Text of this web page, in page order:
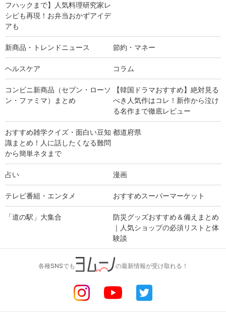
フハックまで】人気料理研究家レ
シピも再現！お弁当おかずアイデ
アも
新商品・トレンドニュース 節約・マネー
ヘルスケア コラム
コンビニ新商品（セブン・ローソ
ン・ファミマ）まとめ
【韓国ドラマおすすめ】絶対見る
べき人気作はコレ！新作から泣け
る名作まで徹底レビュー
おすすめ雑学クイズ・面白い豆知
識まとめ！人に話したくなる難問
から簡単ネタまで
都道府県
占い 漫画
テレビ番組・エンタメ おすすめスーパーマーケット
「道の駅」大集合
防災グッズおすすめ＆備えまとめ
｜人気ショップの必須リストと体
験談
各種SNSでも の最新情報が受け取れる！